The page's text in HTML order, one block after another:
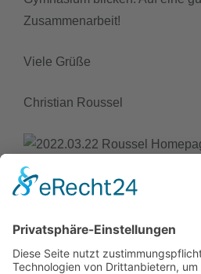
Zusammenarbeit!
Viele Grüße
Christian Roussel
DetailsVeröffentlicht: 23. März 2022